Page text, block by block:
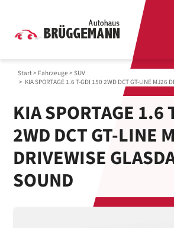
Start> Fahrzeuge > SUV
> KIA SPORTAGE 1.6 T-GDI 150 2WD DCT GT-LINE MJ26
KIA SPORTAGE 1.6
2WD DCT GT-LINE
DRIVEWISE
SOUND